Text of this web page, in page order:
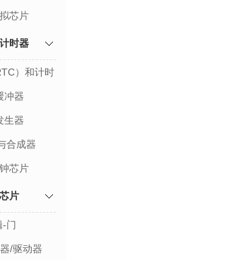
芯片
时器
）和计时
器
冲器
生器
合成器
芯片
片
-门
/驱动器